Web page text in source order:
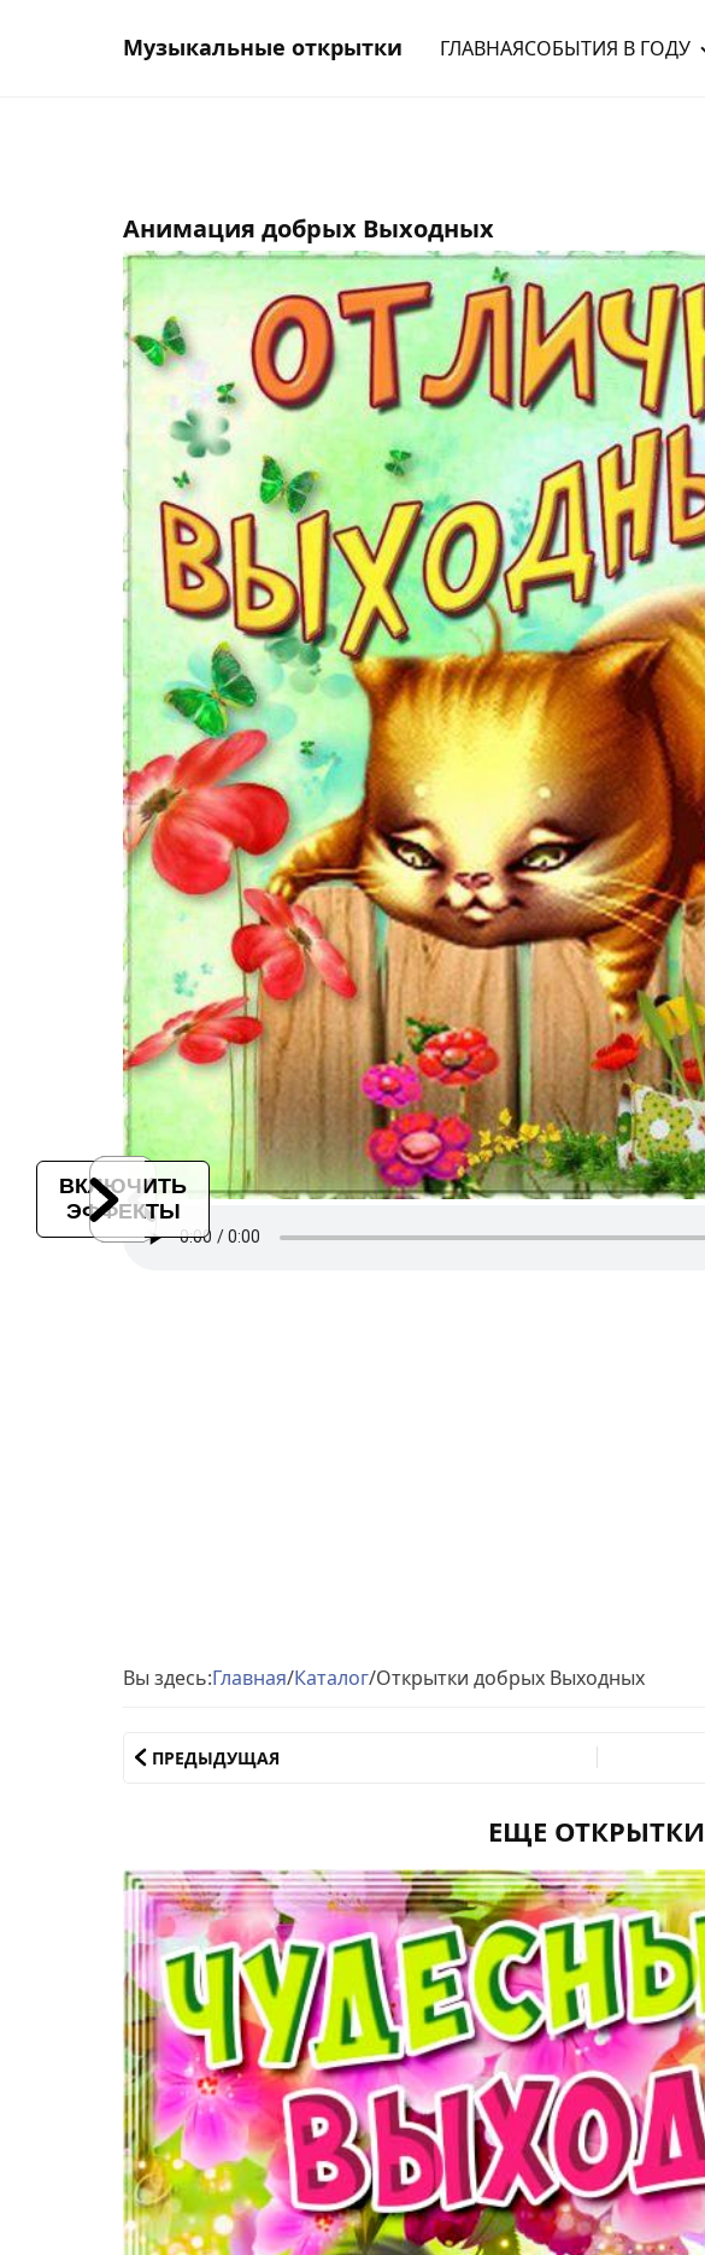
Музыкальные открытки ГЛАВНАЯСОБЫТИЯ В ГОДУ
Анимация добрых Выходных
ВКЛЮЧИТЬ
ЭФФЕКТЫ
Вы здесь:Главная/Каталог/Открытки добрых Выходных
ПРЕДЫДУЩАЯ
ЕЩЕ ОТКРЫТКИ